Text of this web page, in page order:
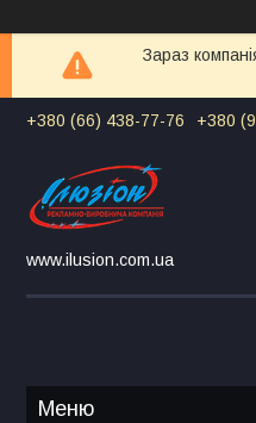
Зараз
+380 (66) 438-77-76 +380
www.ilusion.com.ua